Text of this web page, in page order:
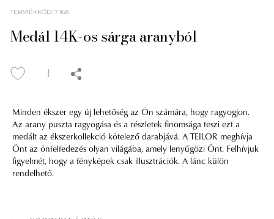
TERMÉKKÓD:7168
Medál 14K-os sárga aranyból
Minden ékszer egy új lehetőség az Ön számára, hogy ragyogjon.
Az arany puszta ragyogása és a részletek finomsága teszi ezt a
medált az ékszerkollekció kötelező darabjává. A TEILOR meghívja
Önt az önfelfedezés olyan világába, amely lenyűgözi Önt. Felhívjuk
figyelmét, hogy a fényképek csak illusztrációk. A lánc külön
rendelhető.